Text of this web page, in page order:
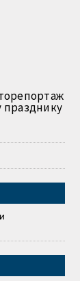
празднику